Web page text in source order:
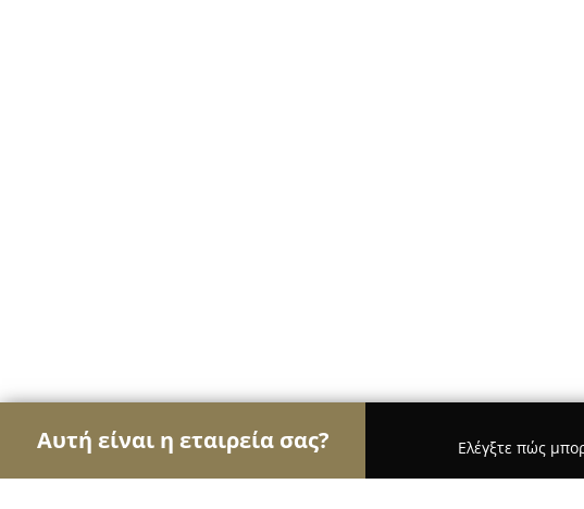
Αυτή είναι η εταιρεία σας?
Ελέγξτε πώς